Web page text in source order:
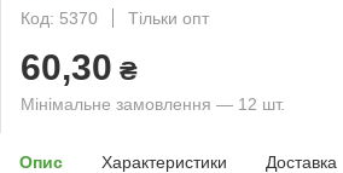
Код: 5370
Тільки опт
60,30 ₴
Мінімальне замовлення — 12 шт.
Опис Характеристики Доставка